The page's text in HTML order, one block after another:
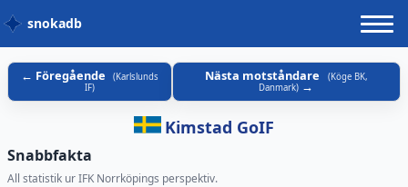
snokadb
Föregående (Karlslunds
IF)
Nästa motståndare (Köge BK,
Danmark)
Kimstad GoIF
Snabbfakta
All statistik ur IFK Norrköpings perspektiv.